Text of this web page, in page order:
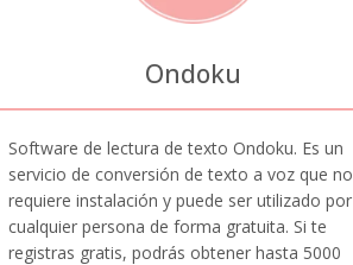
Ondoku
Software de lectura de texto Ondoku. Es un
servicio de conversión de texto a voz que no
requiere instalación y puede ser utilizado por
cualquier persona de forma gratuita. Si te
registras gratis, podrás obtener hasta 5000